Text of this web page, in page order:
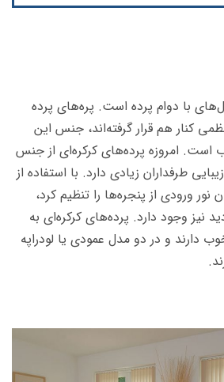
با دوام پرده است. پره‌های پرده
کنار هم قرار گرفته‌اند، جنس این
است. امروزه پرده‌های کرکره‌ای از جنس
طرفداران زیادی دارد. با استفاده از
نور ورودی از پنجره‌ها را تنظیم کرد،
نیز وجود دارد. پرده‌های کرکره‌ای به
دارند و در دو مدل عمودی یا لودراپه